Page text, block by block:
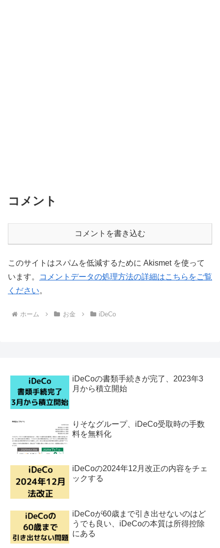
コメント
コメントを書き込む
このサイトはスパムを低減するために Akismet を使って
います。
コメントデータの処理方法の詳細はこちらをご覧
ください。
ホーム お金 iDeCo
iDeCoの書類手続きが完了、2023年3
月から積立開始
りそなグループ、iDeCo受取時の手数
料を無料化
iDeCoの2024年12月改正の内容をチェ
ックする
iDeCoが60歳まで引き出せないのはど
うでも良い、iDeCoの本質は所得控除
にある